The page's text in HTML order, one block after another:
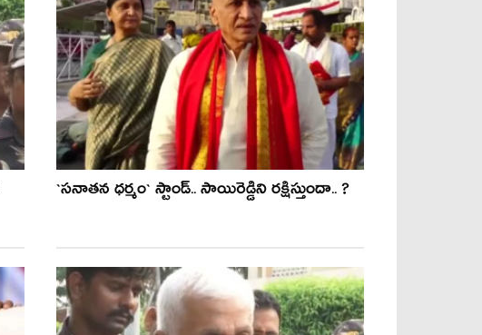
`స‌నాత‌న ధ‌ర్మం` స్టాండ్.. సాయిరెడ్డిని ర‌క్షిస్తుందా.. ?